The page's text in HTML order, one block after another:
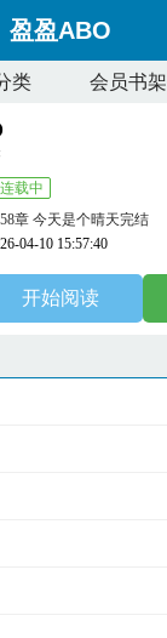
盈盈ABO
类 会员书架
连载中
章 今天是个晴天完结
04-10 15:57:40
开始阅读